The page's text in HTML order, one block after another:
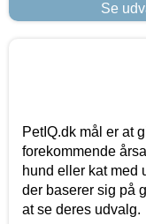
Se
PetIQ.dk mål er at
forekommende
hund eller kat med
der baserer sig på
at se deres udvalg.